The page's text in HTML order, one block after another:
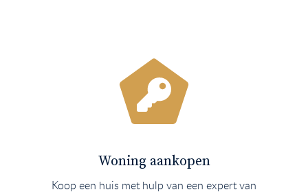
Woning aankopen
Koop een huis met hulp van een expert van